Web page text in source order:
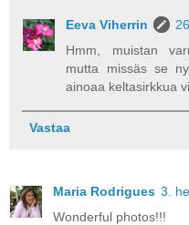
Eeva Viherrin
Hmm, muistan
mutta missäs se
ainoaa keltasirkkua
Vastaa
Maria Rodrigues 3.
Wonderful photos!!!